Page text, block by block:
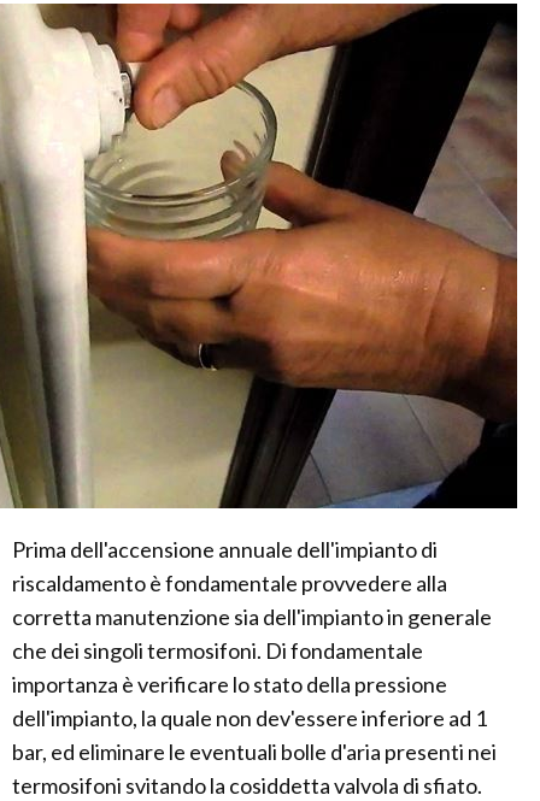
Prima dell'accensione annuale dell'impianto di
riscaldamento è fondamentale provvedere alla
corretta manutenzione sia dell'impianto in generale
che dei singoli termosifoni. Di fondamentale
importanza è verificare lo stato della pressione
dell'impianto, la quale non dev'essere inferiore ad 1
bar, ed eliminare le eventuali bolle d'aria presenti nei
termosifoni svitando la cosiddetta valvola di sfiato.